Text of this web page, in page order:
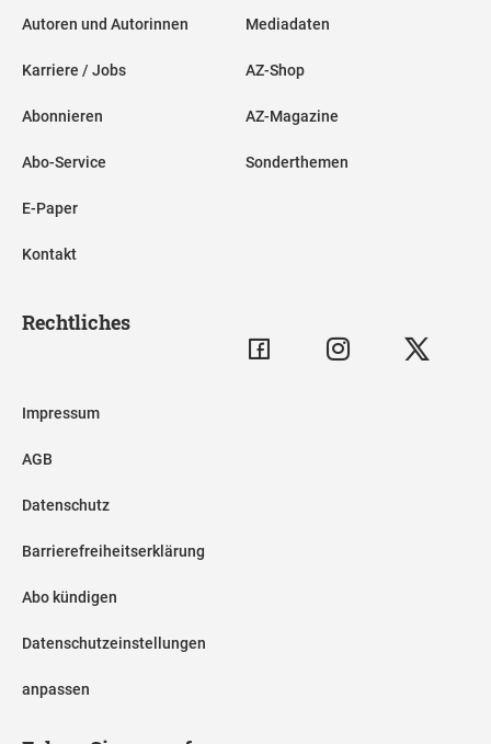
Autoren und Autorinnen
Karriere / Jobs
Abonnieren
Abo-Service
E-Paper
Kontakt
Mediadaten
AZ-Shop
AZ-Magazine
Sonderthemen
Rechtliches
Impressum
AGB
Datenschutz
Barrierefreiheitserklärung
Abo kündigen
Datenschutzeinstellungen
anpassen